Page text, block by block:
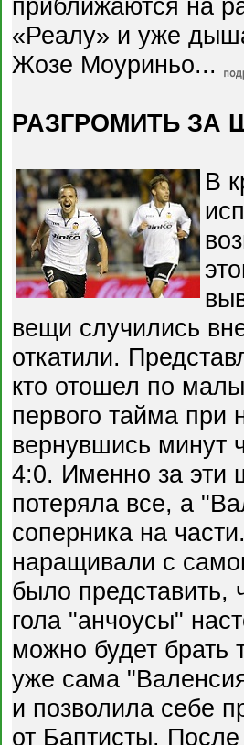
приближаются на
«Реалу» и уже
Жозе Моуриньо...
РАЗГРОМИТЬ ЗА
В
вещи случились
откатили.
кто отошел по
первого тайма при
вернувшись минут
4:0. Именно за эти
потеряла все, а
соперника на
наращивали с
было представить,
гола "анчоусы"
можно будет брать
уже сама
и позволила себе
от Баптисты.